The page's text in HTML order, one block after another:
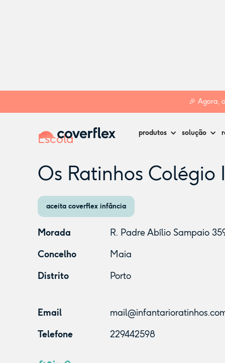
🎉 Agora, o
produtos solução
Escola
Os Ratinhos Colégio
aceita coverflex infância
Morada
R. Padre Abílio Sampaio
Concelho
Maia
Distrito
Porto
Email
Telefone
229442598